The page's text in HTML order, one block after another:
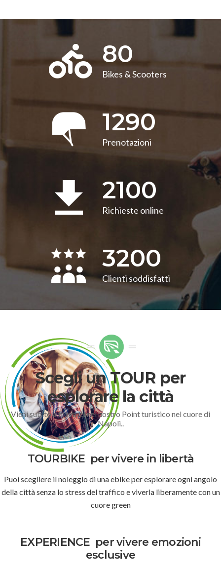
80
Bikes & Scooters
1290
Prenotazioni
2100
Richieste online
3200
Clienti soddisfatti
Scegli un TOUR per
esplorare la città
Vieni subito a trovarci nel nostro Point turistico nel cuore di
Napoli..
TOURBIKE per vivere in libertà
Puoi scegliere il noleggio di una ebike per esplorare ogni angolo
della città senza lo stress del traffico e viverla liberamente con un
cuore green
EXPERIENCE per vivere emozioni
esclusive